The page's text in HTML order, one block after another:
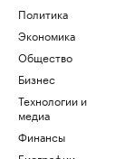
Политика
Экономика
Общество
Бизнес
Технологии и
медиа
Финансы